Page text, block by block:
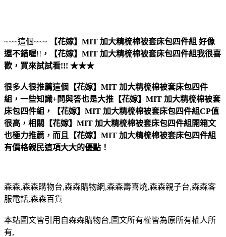
~~~這個~~~ 【花嫁】MIT 加大精梳棉被套床包四件組 好像
還不錯喔!! ， 【花嫁】MIT 加大精梳棉被套床包四件組我很喜
歡，買來試試看!!! ★★★
很多人很推薦這個【花嫁】MIT 加大精梳棉被套床包四件
組，一些知識+問與答也是大推【花嫁】MIT 加大精梳棉被套
床包四件組，【花嫁】MIT 加大精梳棉被套床包四件組CP值
很高，相關【花嫁】MIT 加大精梳棉被套床包四件組開箱文
也極力推薦，而且【花嫁】MIT 加大精梳棉被套床包四件組
有價格親民這項大大的優點！
森森,森森購物台,森森購物網,森森壽喜燒,森森親子台,森森客
服電話,森森百貨
本站圖文皆引用自森森購物台,圖文所有權皆為原所有權人所
有,